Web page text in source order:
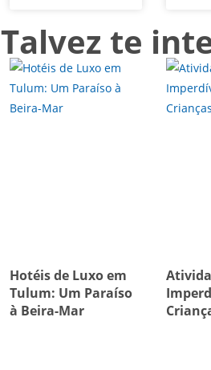
Talvez te
Hotéis de Luxo em
Tulum: Um Paraíso
à Beira-Mar